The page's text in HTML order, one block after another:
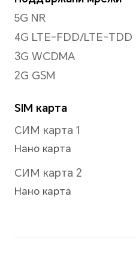
Поддържа
Режим на
До 10x
*Има малки
обърнете се